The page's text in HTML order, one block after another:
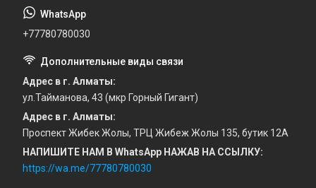
+77780780030
Адрес в г. Алматы
ул.Тайманова, 43 (мкр Горный Гигант)
Адрес в г. Алматы
Проспект Жибек Жолы, ТРЦ Жибеж Жолы 135, бутик 12А
НАПИШИТЕ НАМ В WhatsApp НАЖАВ НА ССЫЛКУ
https://wa.me/77780780030